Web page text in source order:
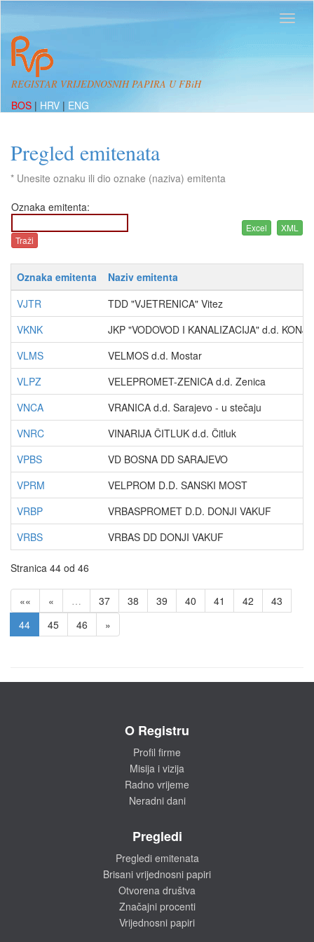
REGISTAR VRIJEDNOSNIH PAPIRA U FBiH
BOS | HRV | ENG
Pregled emitenata
* Unesite oznaku ili dio oznake (naziva) emitenta
Oznaka emitenta:
Oznaka emitenta
Naziv emitenta
VJTR
TDD "VJETRENICA" Vitez
VKNK
JKP "VODOVOD I KANALIZACIJA" d.d.
VLMS
VELMOS d.d. Mostar
VLPZ
VELEPROMET-ZENICA d.d. Zenica
VNCA
VRANICA d.d. Sarajevo - u stečaju
VNRC
VINARIJA ČITLUK d.d. Čitluk
VPBS
VD BOSNA DD SARAJEVO
VPRM
VELPROM D.D. SANSKI MOST
VRBP
VRBASPROMET D.D. DONJI VAKUF
VRBS
VRBAS DD DONJI VAKUF
Stranica 44 od 46
«« « … 37 38 39 40 41 42
43
44
45 46 »
O Registru
Profil firme
Misija i vizija
Radno vrijeme
Neradni dani
Pregledi
Pregledi emitenata
Brisani vrijednosni papiri
Otvorena društva
Značajni procenti
Vrijednosni papiri